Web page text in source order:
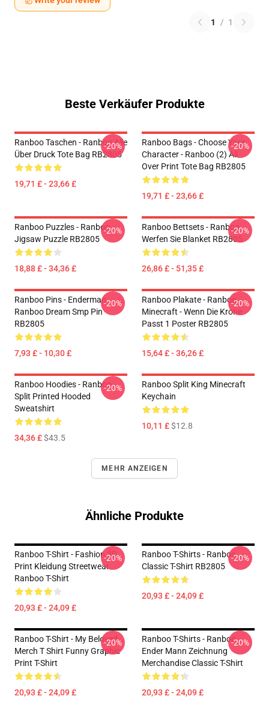
1 / 1
Beste Verkäufer Produkte
Ranboo Taschen - Ranboo Alle
Über Druck Tote Bag RB2805
19,71 £ - 23,66 £
-20%
Ranboo Bags - Choose Your
Character - Ranboo (2) All
Over Print Tote Bag RB2805
19,71 £ - 23,66 £
-20%
Ranboo Puzzles - Ranboo
Jigsaw Puzzle RB2805
18,88 £ - 34,36 £
-20%
Ranboo Bettsets - Ranboo
Werfen Sie Blanket RB2805
26,86 £ - 51,35 £
-20%
Ranboo Pins - Enderman
Ranboo Dream Smp Pin
RB2805
7,93 £ - 10,30 £
-20%
Ranboo Plakate - Ranboo
Minecraft - Wenn Die Krone
Passt 1 Poster RB2805
15,64 £ - 36,26 £
-20%
Ranboo Hoodies - Ranboo
Split Printed Hooded
Sweatshirt
34,36 £$43.5
-20%
Ranboo Split King Minecraft
Keychain
10,11 £$12.8
MEHR ANZEIGEN
Ähnliche Produkte
Ranboo T-Shirt - Fashion 3D
Print Kleidung Streetwear
Ranboo T-Shirt
20,93 £ - 24,09 £
-20%
Ranboo T-Shirts - Ranboo
Classic T-Shirt RB2805
20,93 £ - 24,09 £
-20%
Ranboo T-Shirt - My Beloved
Merch T Shirt Funny Graphic
Print T-Shirt
20,93 £ - 24,09 £
-20%
Ranboo T-Shirts - Ranboo
Ender Mann Zeichnung
Merchandise Classic T-Shirt
20,93 £ - 24,09 £
-20%